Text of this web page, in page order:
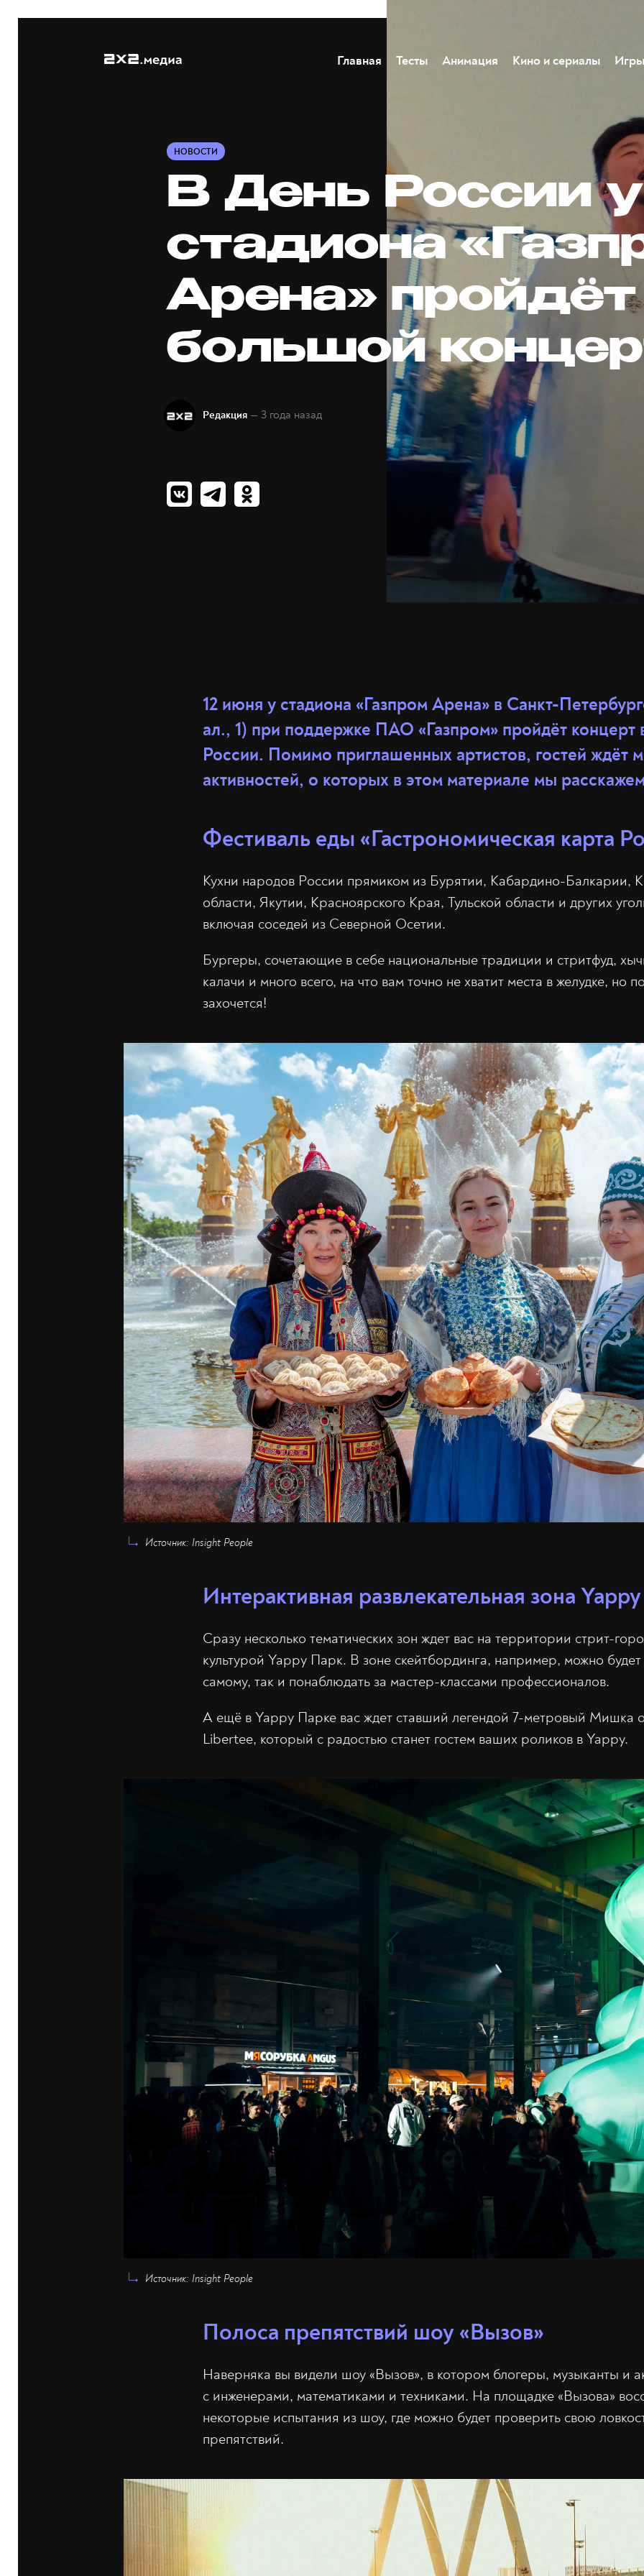
Главная Тесты Анимация Кино и сериалы Игры
НОВОСТИ
В День России у
стадиона
Арена» пройдёт
большой
Редакция — 3 года назад
12 июня у стадиона «Газпром Арена» в Санкт-
ал., 1) при поддержке ПАО «Газпром» пройдёт концерт
России. Помимо приглашенных артистов, гостей ждёт
активностей, о которых в этом материале мы
Фестиваль еды «Гастрономическая карта
Кухни народов России прямиком из Бурятии, Кабардино-Балкарии,
области, Якутии, Красноярского Края, Тульской области и других
включая соседей из Северной Осетии.
Бургеры, сочетающие в себе национальные традиции и стритфуд,
калачи и много всего, на что вам точно не хватит места в желудке, но
захочется!
Источник: Insight People
Интерактивная развлекательная зона
Сразу несколько тематических зон ждет вас на территории стрит-
культурой Yappy Парк. В зоне скейтбординга, например, можно будет
самому, так и понаблюдать за мастер-классами профессионалов.
А ещё в Yappy Парке вас ждет ставший легендой 7-метровый Мишка
Libertee, который с радостью станет гостем ваших роликов в Yappy.
Источник: Insight People
Полоса препятствий шоу «Вызов»
Наверняка вы видели шоу «Вызов», в котором блогеры, музыканты и
с инженерами, математиками и техниками. На площадке «Вызова»
некоторые испытания из шоу, где можно будет проверить свою
препятствий.